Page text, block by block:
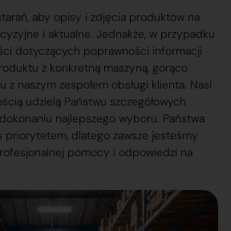
aby opisy i zdjęcia produktów na
i aktualne. Jednakże, w przypadku
dotyczących poprawności informacji
z konkretną maszyną, gorąco
naszym zespołem obsługi klienta. Nasi
udzielą Państwu szczegółowych
najlepszego wyboru. Państwa
priorytetem, dlatego zawsze jesteśmy
pomocy i odpowiedzi na